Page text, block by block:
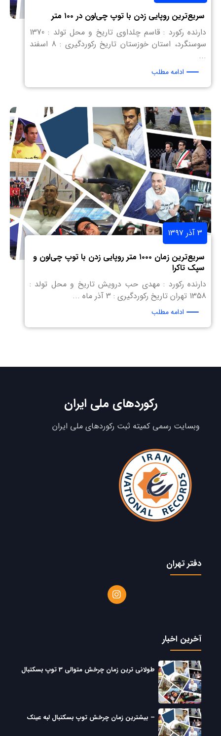
سریع‌ترین روپایی زدن با توپ چی‌لون در ۱۰۰ متر
دارنده رکورد : قاسم چلداوی تاریخ و محل تولد : 1370
سوسنگرد، استان خوزستان تاریخ رکوردگیری : 8 اسفند
...
ادامه مطلب
۳ آذر ۱۳۹۷
سریع‌ترین زمان ۱۰۰۰ متر روپایی زدن با توپ چی‌لون و
سپک تاکرا
دارنده رکورد : مهدی حب درویش تاریخ و محل تولد :
1358 تهران تاریخ رکوردگیری : 3 آذر ماه ...
ادامه مطلب
رکوردهای ملی ایران
وبسایت رسمی کمیته ثبت رکوردهای ملی ایران
دفتر تهران
آخرین اخبار
طولانی ترین زمان چرخش متوالی 3 توپ بسکتبال
– بیشترین زمان چرخش توپ بسکتبال لبه عینک